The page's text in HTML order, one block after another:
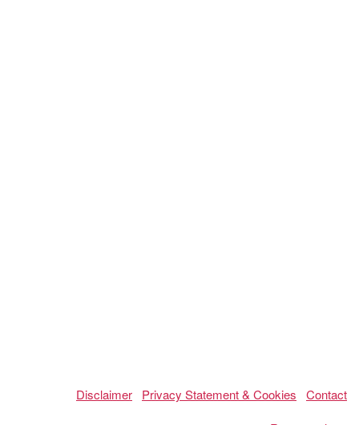
Disclaimer Privacy Statement & Cookies
Contact